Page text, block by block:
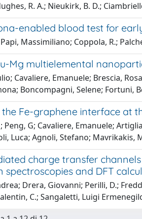
R. A.; Nieukirk, B. D.;
enabled blood test for
Massimiliano; Coppola, R.;
Mg multielemental
Cavaliere, Emanuele; Brescia,
Boncompagni, Selene; Fortuni,
Fe-graphene interface at
Peng, G; Cavaliere, Emanuele;
Luca; Agnoli, Stefano; Mavrikakis,
charge transfer
spectroscopies and DFT
Drera, Giovanni; Perilli, D.;
C.; Sangaletti, Luigi